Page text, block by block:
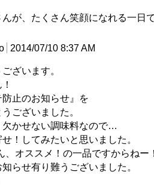
が、たくさん笑顔になれる一日
2014/07/10 8:37 AM
ざいます。
防止のお知らせ』を
ございました。
欠かせない調味料なので…
！してみたいと思いました。
、オススメ！の一品ですからねー
らせ有り難うございました。